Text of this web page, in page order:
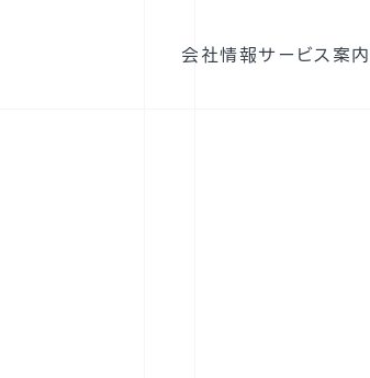
会社情報サービス案内